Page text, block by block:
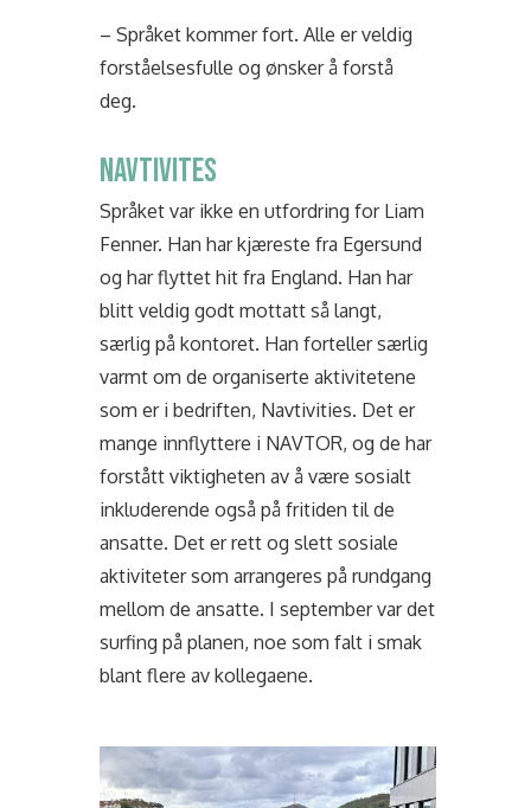
– Språket kommer fort. Alle er veldig
forståelsesfulle og ønsker å forstå
deg.
NAVTIVITES
Språket var ikke en utfordring for Liam
Fenner. Han har kjæreste fra Egersund
og har flyttet hit fra England. Han har
blitt veldig godt mottatt så langt,
særlig på kontoret. Han forteller særlig
varmt om de organiserte aktivitetene
som er i bedriften, Navtivities. Det er
mange innflyttere i NAVTOR, og de har
forstått viktigheten av å være sosialt
inkluderende også på fritiden til de
ansatte. Det er rett og slett sosiale
aktiviteter som arrangeres på rundgang
mellom de ansatte. I september var det
surfing på planen, noe som falt i smak
blant flere av kollegaene.